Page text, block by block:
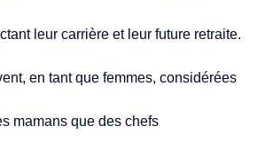
leur carrière et leur future retraite.
en tant que femmes, considérées
mamans que des chefs